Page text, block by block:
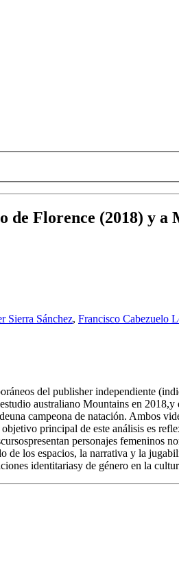
de Florence (2018) y a
Sierra Sánchez, Francisco Cabezuelo
del publisher independiente
australiano Mountains en
campeona de natación. Ambos
principal de este análisis es
personajes femeninos
los espacios, la narrativa y la
identitariasy de género en la